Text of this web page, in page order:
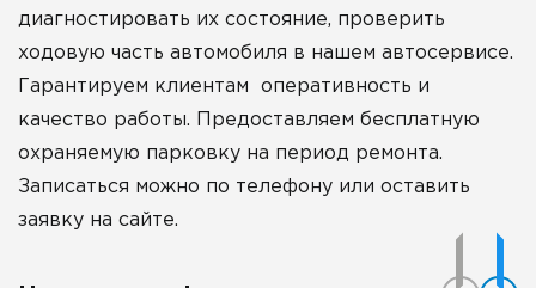
диагностировать их состояние, проверить
ходовую часть автомобиля в нашем автосервисе.
Гарантируем клиентам оперативность и
качество работы. Предоставляем бесплатную
охраняемую парковку на период ремонта.
Записаться можно по телефону или оставить
заявку на сайте.